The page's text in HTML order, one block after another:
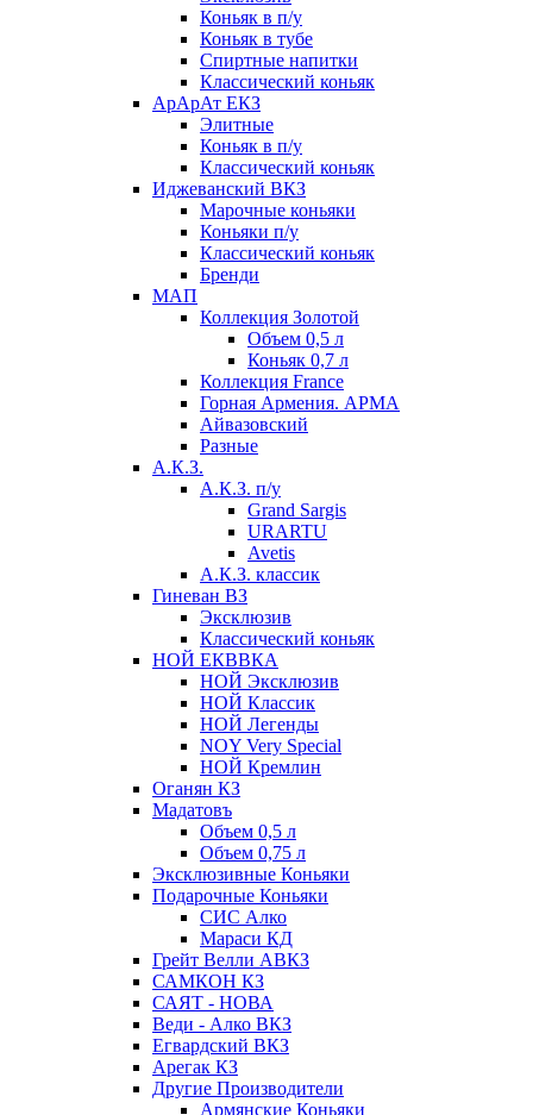
Коньяк в п/у
Коньяк в тубе
Спиртные напитки
Классический коньяк
АрАрАт ЕКЗ
Элитные
Коньяк в п/у
Классический коньяк
Иджеванский ВКЗ
Марочные коньяки
Коньяки п/у
Классический коньяк
Бренди
МАП
Коллекция Золотой
Объем 0,5 л
Коньяк 0,7 л
Коллекция France
Горная Армения. АРМА
Айвазовский
Разные
А.К.З.
А.К.З. п/у
Grand Sargis
URARTU
Avetis
А.К.З. классик
Гиневан ВЗ
Эксклюзив
Классический коньяк
НОЙ ЕКВВКА
НОЙ Эксклюзив
НОЙ Классик
НОЙ Легенды
NOY Very Speсial
НОЙ Кремлин
Оганян КЗ
Мадатовъ
Объем 0,5 л
Объем 0,75 л
Эксклюзивные Коньяки
Подарочные Коньяки
СИС Алко
Мараси КД
Грейт Велли АВКЗ
САМКОН КЗ
САЯТ - НОВА
Веди - Алко ВКЗ
Егвардский ВКЗ
Арегак КЗ
Другие Производители
Армянские Коньяки